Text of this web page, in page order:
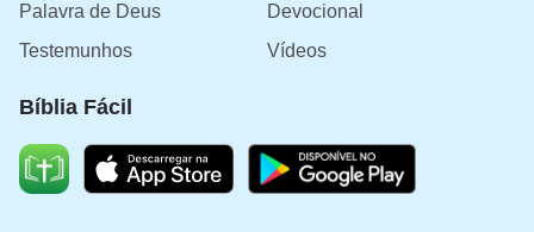
Palavra de Deus
Devocional
Testemunhos
Vídeos
Bíblia Fácil